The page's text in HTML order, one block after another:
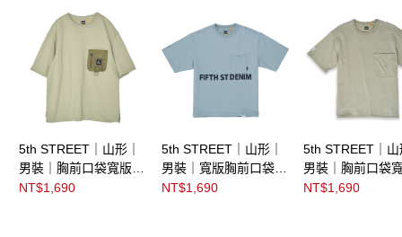
5th STREET｜山形｜
男裝｜胸前口袋寬版短
袖T恤｜綠色
NT$1,690
5th STREET｜山形｜
男裝｜寬版胸前口袋短
袖T恤｜綠色
NT$1,690
5th STREET｜山
男裝｜胸前口袋
計短袖T恤｜綠色
NT$1,690